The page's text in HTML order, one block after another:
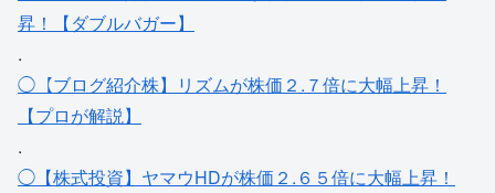
昇！【ダブルバガー】
.
◯【ブログ紹介株】リズムが株価２.７倍に大幅上昇！
【プロが解説】
.
◯【株式投資】ヤマウHDが株価２.６５倍に大幅上昇！